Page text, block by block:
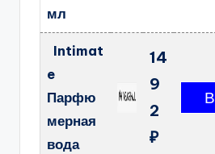
мл
Intimat
e
Парфю
мерная
вода
14
9
2
₽